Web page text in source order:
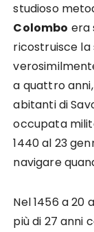
studioso
Colombo era
ricostruisce la
a quattro anni,
abitanti di
occupata
1440 al 23
navigare
Nel 1456 a
più di 27 anni